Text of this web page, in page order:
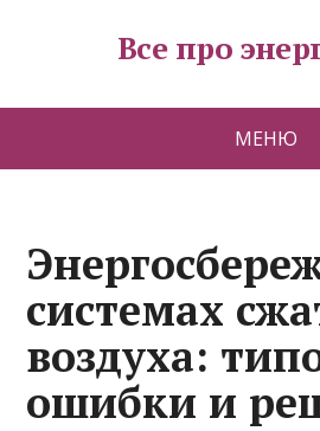
Все про
МЕНЮ
системах
воздуха:
ошибки и